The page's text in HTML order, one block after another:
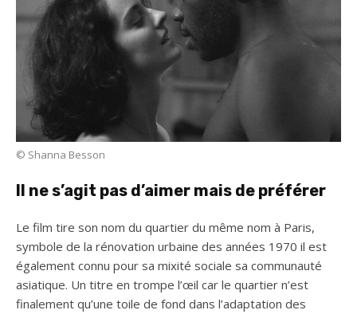
© Shanna Besson
Il ne s’agit pas d’aimer mais de préférer
Le film tire son nom du quartier du même nom à Paris,
symbole de la rénovation urbaine des années 1970 il est
également connu pour sa mixité sociale sa communauté
asiatique. Un titre en trompe l’œil car le quartier n’est
finalement qu’une toile de fond dans l’adaptation des